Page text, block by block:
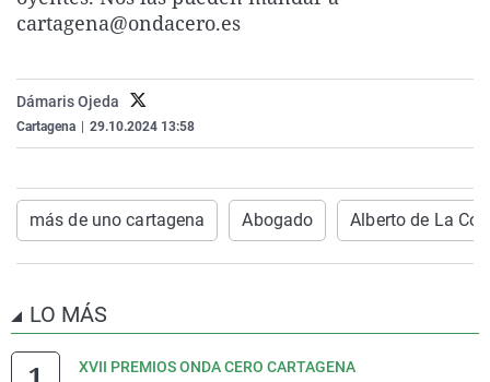
cartagena@ondacero.es
Dámaris Ojeda
Cartagena 29.10.2024 13:58
más de uno cartagena Abogado Alberto de La
LO MÁS
XVII PREMIOS ONDA CERO CARTAGENA